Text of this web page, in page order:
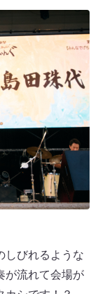
びれるような
が流れて会場が